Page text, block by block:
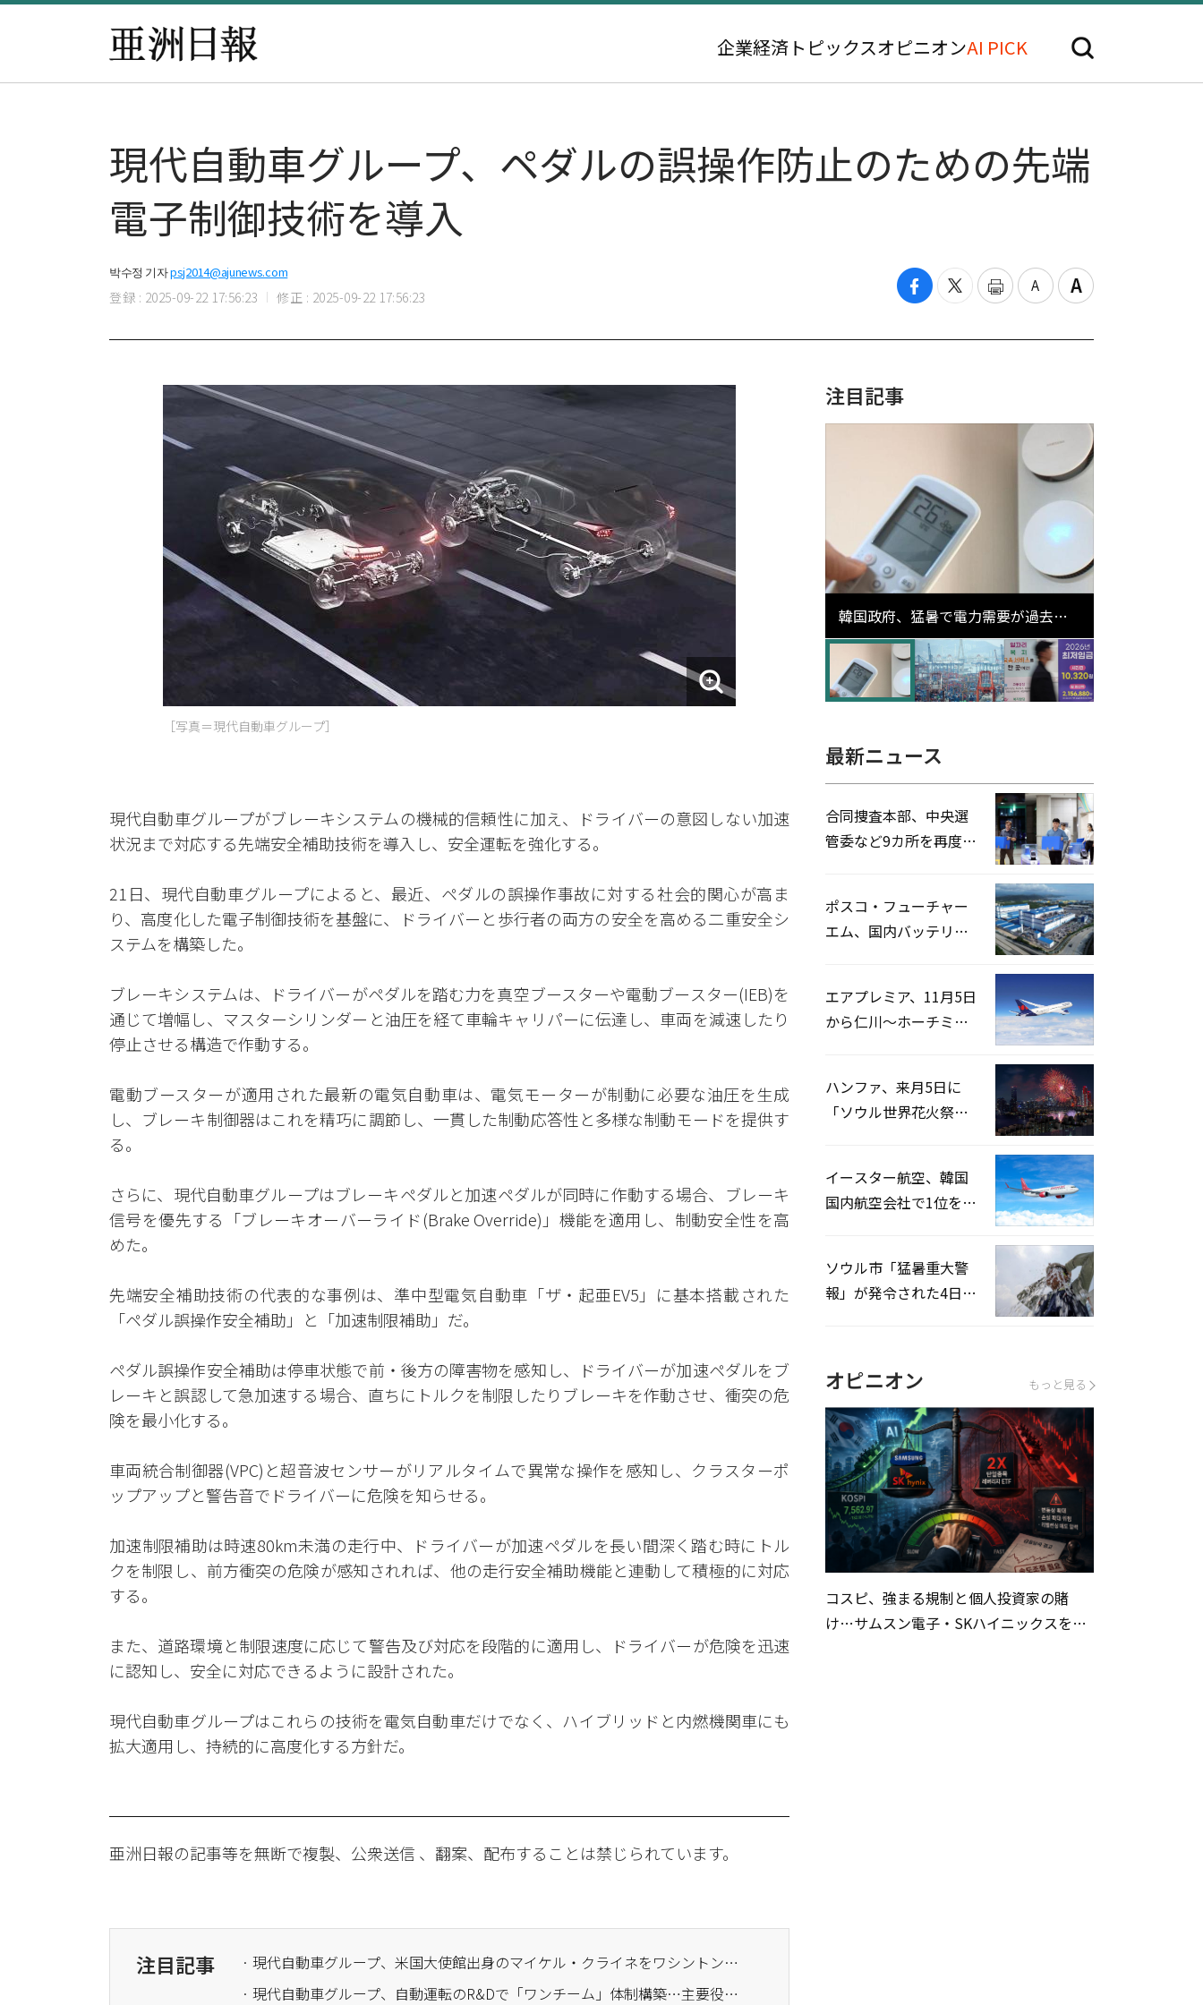
企業経済 トピックスオピニオンAI PICK
現代自動車グループ、ペダルの誤操作防止のための先端
電子制御技術を導入
박수정 기자psj2014@ajunews.com
登録 : 2025-09-22 17:56:23 修正 : 2025-09-22 17:56:23
［写真＝現代自動車グループ］
現代自動車グループがブレーキシステムの機械的信頼性に加え、ドライバーの意図しない加速
状況まで対応する先端安全補助技術を導入し、安全運転を強化する。
21日、現代自動車グループによると、最近、ペダルの誤操作事故に対する社会的関心が高ま
り、高度化した電子制御技術を基盤に、ドライバーと歩行者の両方の安全を高める二重安全シ
ステムを構築した。
ブレーキシステムは、ドライバーがペダルを踏む力を真空ブースターや電動ブースター(IEB)を
通じて増幅し、マスターシリンダーと油圧を経て車輪キャリパーに伝達し、車両を減速したり
停止させる構造で作動する。
電動ブースターが適用された最新の電気自動車は、電気モーターが制動に必要な油圧を生成
し、ブレーキ制御器はこれを精巧に調節し、一貫した制動応答性と多様な制動モードを提供す
る。
さらに、現代自動車グループはブレーキペダルと加速ペダルが同時に作動する場合、ブレーキ
信号を優先する「ブレーキオーバーライド(Brake Override)」機能を適用し、制動安全性を高
めた。
先端安全補助技術の代表的な事例は、準中型電気自動車「ザ・起亜EV5」に基本搭載された
「ペダル誤操作安全補助」と「加速制限補助」だ。
ペダル誤操作安全補助は停車状態で前・後方の障害物を感知し、ドライバーが加速ペダルをブ
レーキと誤認して急加速する場合、直ちにトルクを制限したりブレーキを作動させ、衝突の危
険を最小化する。
車両統合制御器(VPC)と超音波センサーがリアルタイムで異常な操作を感知し、クラスターポ
ップアップと警告音でドライバーに危険を知らせる。
加速制限補助は時速80km未満の走行中、ドライバーが加速ペダルを長い間深く踏む時にトル
クを制限し、前方衝突の危険が感知されれば、他の走行安全補助機能と連動して積極的に対応
する。
また、道路環境と制限速度に応じて警告及び対応を段階的に適用し、ドライバーが危険を迅速
に認知し、安全に対応できるように設計された。
現代自動車グループはこれらの技術を電気自動車だけでなく、ハイブリッドと内燃機関車にも
拡大適用し、持続的に高度化する方針だ。
亜洲日報の記事等を無断で複製、公衆送信 、翻案、配布することは禁じられています。
注目記事
· 現代自動車グループ、米国大使館出身のマイケル・クライネをワシントンDC事務所長に任命
· 現代自動車グループ、自動運転のR&Dで「ワンチーム」体制構築…主要役員の兼務体制を始動
注目記事
韓国政府、猛暑で電力需要が過去最
高更新の可能性に需給対応体制を点
検
最新ニュース
合同捜査本部、中央選
管委など9カ所を再度家
ポスコ・フューチャー
エム、国内バッテリー
エアプレミア、11月5日
から仁川〜ホーチミン
ハンファ、来月5日に
「ソウル世界花火祭り
イースター航空、韓国
国内航空会社で1位を記
ソウル市「猛暑重大警
報」が発令された4日、
オピニオン もっと見る
コスピ、強まる規制と個人投資家の賭
け…サムスン電子・SKハイニックスを巡